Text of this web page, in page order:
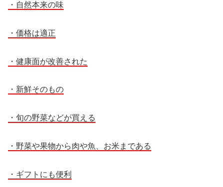
・自然本来の味
・価格は適正
・健康面が改善された
・新鮮そのもの
・旬の野菜などが買える
・野菜や果物から肉や魚、お米まである
・ギフトにも便利